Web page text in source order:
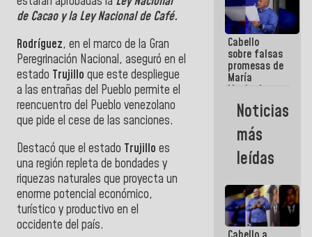
de Cacao y la Ley Nacional de Café.
Rodríguez, en el marco de la Gran
Peregrinación Nacional, aseguró en el
estado Trujillo que este despliegue
a las entrañas del Pueblo permite el
reencuentro del Pueblo venezolano
que pide el cese de las sanciones.
Destacó que el estado Trujillo es
una región repleta de bondades y
riquezas naturales que proyecta un
enorme potencial económico,
turístico y productivo en el
occidente del país.
es la
organización
política más
sólida de
Venezuela
Cabello
sobre falsas
promesas de
María
Machado:
¿Quién le
puede creer?
¿Y la gente
que ella iba
a salvar en
La Guaira?
Noticias
más
leídas